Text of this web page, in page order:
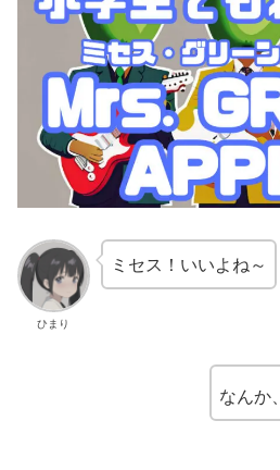
ひまり
ミセス！いいよね～
なんか、